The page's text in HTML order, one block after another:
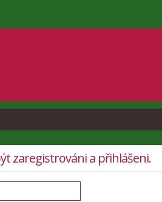
zaregistrováni a přihlášeni.